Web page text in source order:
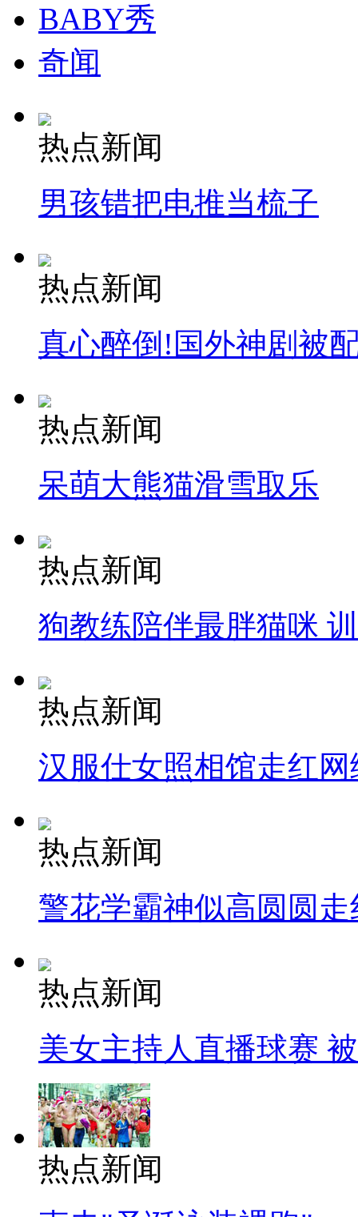
安徽一实载49人客车翻车
走！跟着总书记去植树
纽约上演“枕头大战”
司机酒驾遇交警 急速倒车逃窜
BABY秀
奇闻
热点新闻
男孩错把电推当梳子
热点新闻
真心醉倒!国外神剧被
热点新闻
呆萌大熊猫滑雪取乐
热点新闻
狗教练陪伴最胖猫咪
热点新闻
汉服仕女照相馆走红网
热点新闻
警花学霸神似高圆圆走
热点新闻
美女主持人直播球赛
热点新闻